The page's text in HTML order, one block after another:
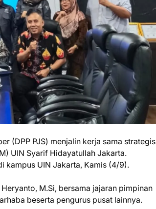
(DPP PJS) menjalin kerja sama strategis
UIN Syarif Hidayatullah Jakarta.
kampus UIN Jakarta, Kamis (4/9).
M.Si, bersama jajaran pimpinan
beserta pengurus pusat lainnya.